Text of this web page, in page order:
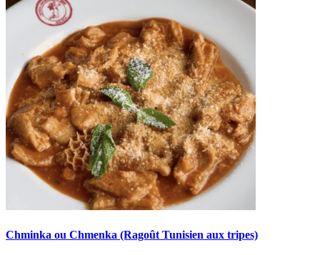
Chminka ou Chmenka (Ragoût Tunisien aux tripes)